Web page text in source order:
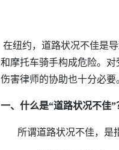
在纽约，道路状况不佳是
和摩托车骑手构成危险。
伤害律师的协助也十分必要
一、 什么是“道路状况不佳”
所谓道路状况不佳，是指